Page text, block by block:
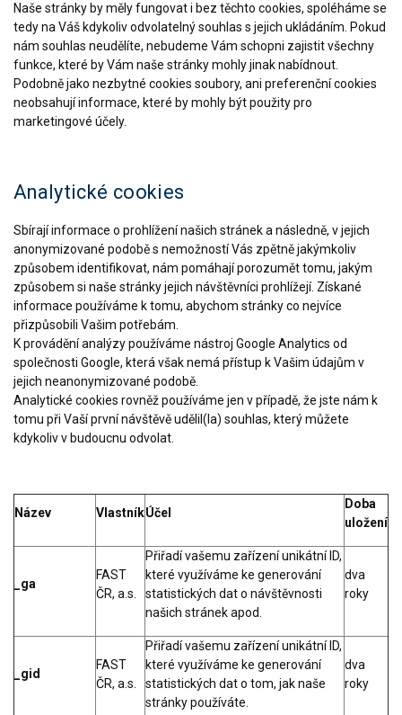
Naše stránky by měly fungovat i bez těchto cookies, spoléháme se
tedy na Váš kdykoliv odvolatelný souhlas s jejich ukládáním. Pokud
nám souhlas neudělíte, nebudeme Vám schopni zajistit všechny
funkce, které by Vám naše stránky mohly jinak nabídnout.
Podobně jako nezbytné cookies soubory, ani preferenční cookies
neobsahují informace, které by mohly být použity pro
marketingové účely.
Analytické cookies
Sbírají informace o prohlížení našich stránek a následně, v jejich
anonymizované podobě s nemožností Vás zpětně jakýmkoliv
způsobem identifikovat, nám pomáhají porozumět tomu, jakým
způsobem si naše stránky jejich návštěvníci prohlížejí. Získané
informace používáme k tomu, abychom stránky co nejvíce
přizpůsobili Vašim potřebám.
K provádění analýzy používáme nástroj Google Analytics od
společnosti Google, která však nemá přístup k Vašim údajům v
jejich neanonymizované podobě.
Analytické cookies rovněž používáme jen v případě, že jste nám k
tomu při Vaší první návštěvě udělil(la) souhlas, který můžete
kdykoliv v budoucnu odvolat.
Název VlastníkÚčel
Doba
uložení
_ga
FAST
ČR, a.s.
Přiřadí vašemu zařízení unikátní ID,
které využíváme ke generování
statistických dat o návštěvnosti
našich stránek apod.
dva
roky
_gid
FAST
ČR, a.s.
Přiřadí vašemu zařízení unikátní ID,
které využíváme ke generování
statistických dat o tom, jak naše
stránky používáte.
dva
roky